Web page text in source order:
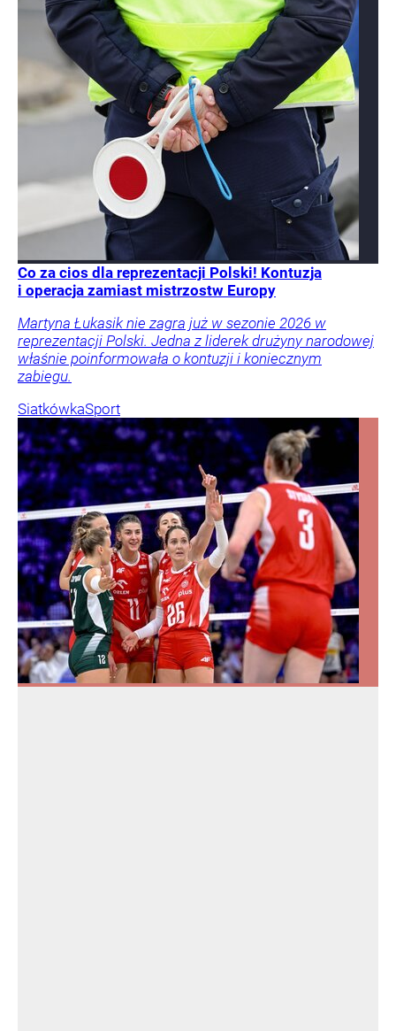
Co za cios dla reprezentacji Polski! Kontuzja
i operacja zamiast mistrzostw Europy
Martyna Łukasik nie zagra już w sezonie 2026 w
reprezentacji Polski. Jedna z liderek drużyny narodowej
właśnie poinformowała o kontuzji i koniecznym
zabiegu.
SiatkówkaSport